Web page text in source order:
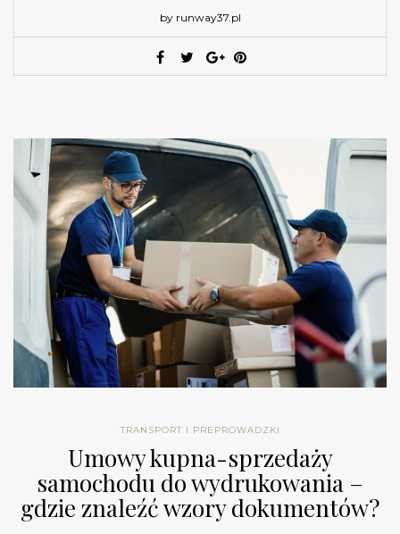
by runway37.pl
TRANSPORT I PREPROWADZKI
Umowy kupna-sprzedaży
samochodu do wydrukowania –
gdzie znaleźć wzory dokumentów?